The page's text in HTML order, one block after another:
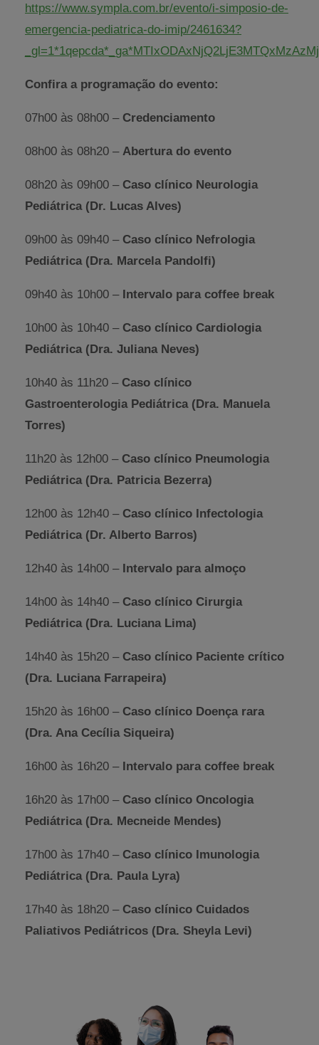
https://www.sympla.com.br/evento/i-simposio-de-
emergencia-pediatrica-do-imip/2461634?
Confira a programação do evento:
07h00 às 08h00 – Credenciamento
08h00 às 08h20 – Abertura do evento
08h20 às 09h00 – Caso clínico Neurologia
Pediátrica (Dr. Lucas Alves)
09h00 às 09h40 – Caso clínico Nefrologia
Pediátrica (Dra. Marcela Pandolfi)
09h40 às 10h00 –Intervalo para coffee break
10h00 às 10h40 – Caso clínico Cardiologia
Pediátrica (Dra. Juliana Neves)
10h40 às 11h20 – Caso clínico
Gastroenterologia Pediátrica (Dra. Manuela
Torres)
11h20 às 12h00 – Caso clínico Pneumologia
Pediátrica (Dra. Patricia Bezerra)
12h00 às 12h40 – Caso clínico Infectologia
Pediátrica (Dr. Alberto Barros)
12h40 às 14h00 – Intervalo para almoço
14h00 às 14h40 – Caso clínico Cirurgia
Pediátrica (Dra. Luciana Lima)
14h40 às 15h20 – Caso clínico Paciente crítico
(Dra. Luciana Farrapeira)
15h20 às 16h00 – Caso clínico Doença rara
(Dra. Ana Cecília Siqueira)
16h00 às 16h20 – Intervalo para coffee break
16h20 às 17h00 – Caso clínico Oncologia
Pediátrica (Dra. Mecneide Mendes)
17h00 às 17h40 – Caso clínico Imunologia
Pediátrica (Dra. Paula Lyra)
17h40 às 18h20 – Caso clínico Cuidados
Paliativos Pediátricos (Dra. Sheyla Levi)